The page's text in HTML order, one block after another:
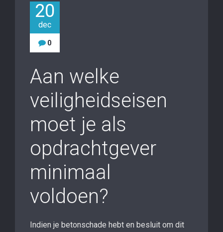
20
dec
0
Aan welke
veiligheidseisen
moet je als
opdrachtgever
minimaal
voldoen?
Indien je betonschade hebt en besluit om dit